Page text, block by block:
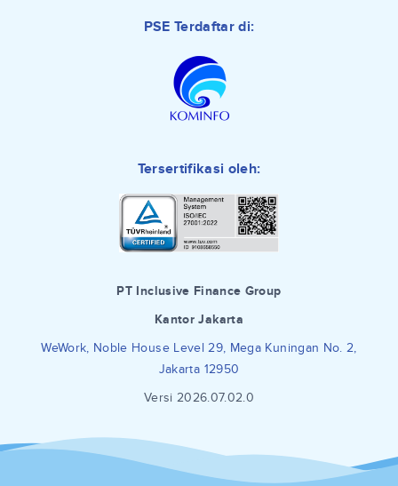
PSE Terdaftar di:
Tersertifikasi oleh:
PT Inclusive Finance Group
Kantor Jakarta
WeWork, Noble House Level 29, Mega Kuningan No. 2,
Jakarta 12950
Versi 2026.07.02.0